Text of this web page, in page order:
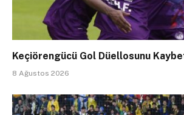
Keçiörengücü Gol Düellosunu
8 Ağustos 2026